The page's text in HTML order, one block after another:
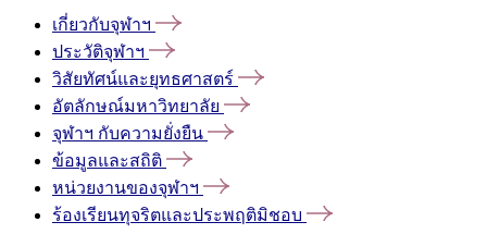
เกี่ยวกับจุฬาฯ
ประวัติจุฬาฯ
วิสัยทัศน์และยุทธศาสตร์
อัตลักษณ์มหาวิทยาลัย
จุฬาฯ กับความยั่งยืน
ข้อมูลและสถิติ
หน่วยงานของจุฬาฯ
ร้องเรียนทุจริตและประพฤติมิชอบ